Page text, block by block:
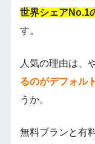
世界シェアNo.1
す。
人気の理由は、
るのがデフォル
うか。
無料プランと有